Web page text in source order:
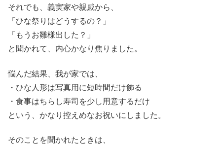
それでも、義実家や親戚から、
「ひな祭りはどうするの？」
「もうお雛様出した？」
と聞かれて、内心かなり焦りました。
悩んだ結果、我が家では、
・ひな人形は写真用に短時間だけ飾る
・食事はちらし寿司を少し用意するだけ
という、かなり控えめなお祝いにしました。
そのことを聞かれたときは、